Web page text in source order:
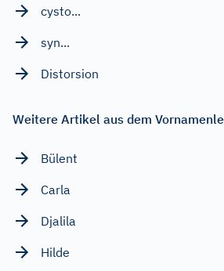
cysto...
syn...
Distorsion
Weitere Artikel aus dem
Bülent
Carla
Djalila
Hilde